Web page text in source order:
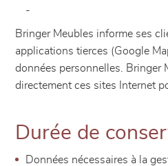
-
Bringer Meubles informe ses
applications tierces (Google
données personnelles. Bringer
directement ces sites Internet
Durée de
Données nécessaires à la